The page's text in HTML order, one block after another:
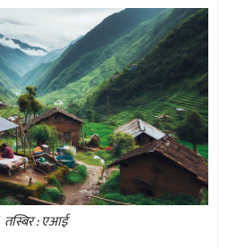
तस्बिर : एआई